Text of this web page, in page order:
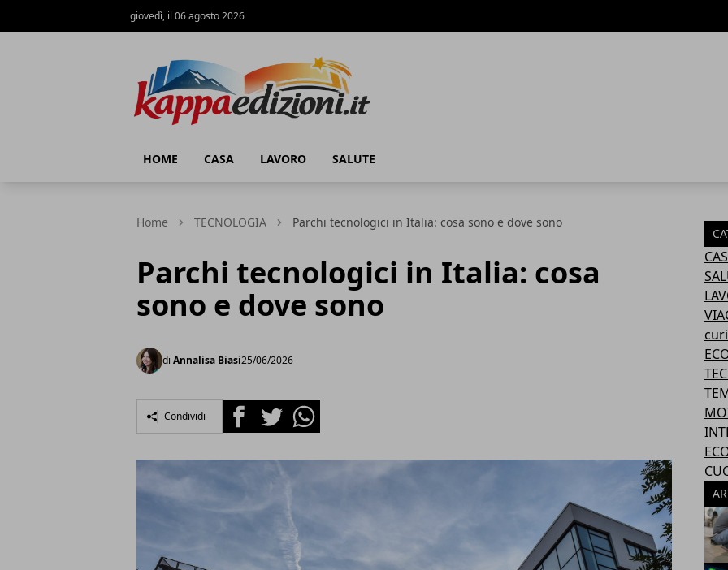
giovedì, il 06 agosto 2026
HOME CASA LAVORO SALUTE
Home TECNOLOGIA Parchi tecnologici in Italia: cosa sono e dove sono
Parchi tecnologici in Italia: cosa
sono e dove sono
di Annalisa Biasi25/06/2026
Condividi FacebookTwitterWhatsapp